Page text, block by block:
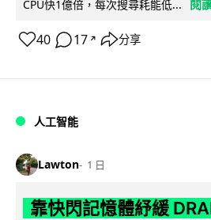
CPU快1億倍，每次搜尋耗能低...
閱
40 17 ↗ 分享
人工智能
Lawton 1 日
靠快閃記憶體紓緩